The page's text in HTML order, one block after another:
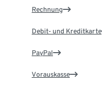
Rechnung
Debit- und Kreditkarte
PayPal
Vorauskasse